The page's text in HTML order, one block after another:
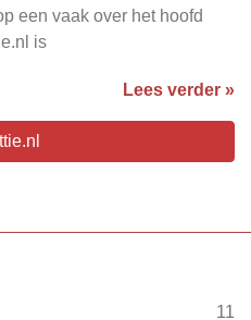
11
een vaak over het hoofd
is
Lees verder »